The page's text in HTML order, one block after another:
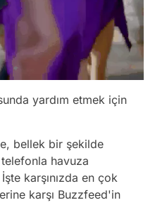
yardım etmek için
bellek bir şekilde
havuza
karşınızda en çok
karşı Buzzfeed'in